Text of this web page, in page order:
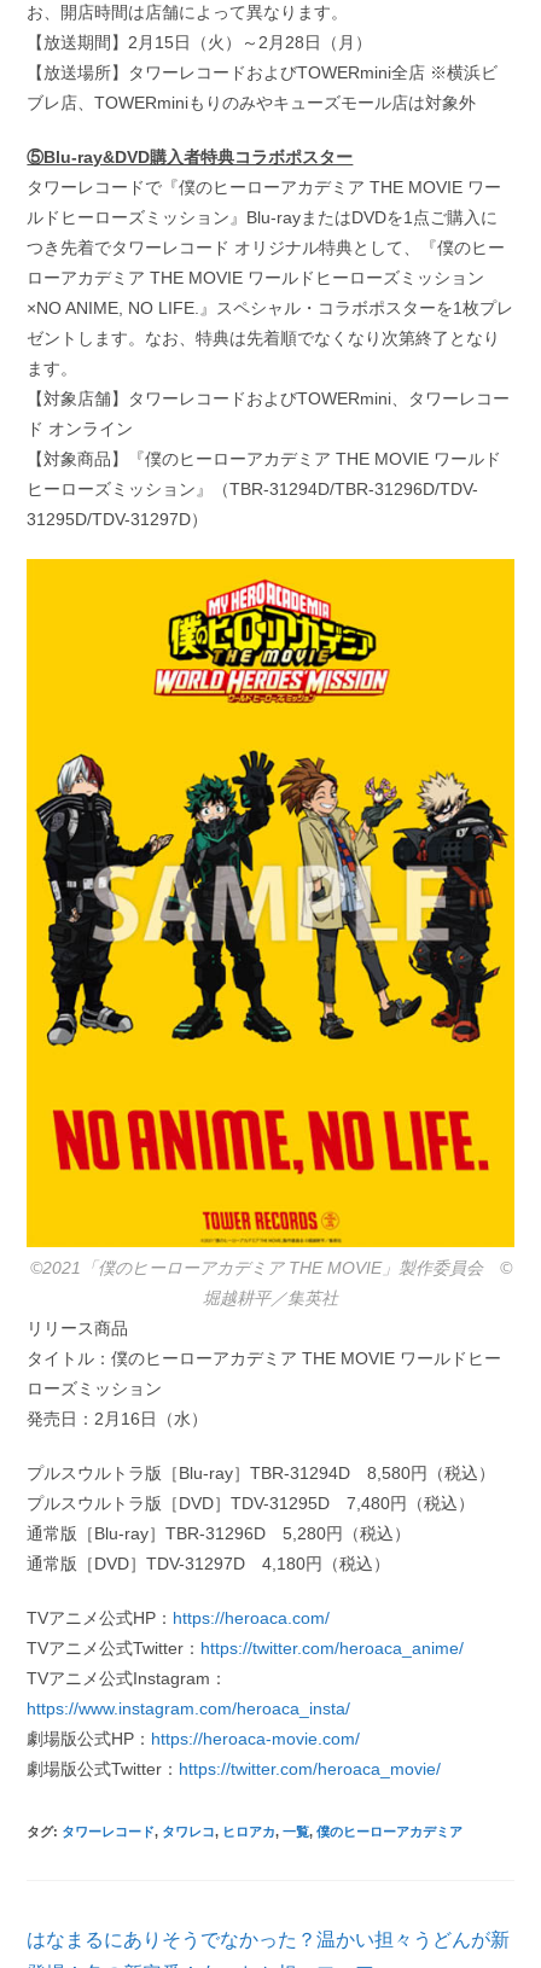
お、開店時間は店舗によって異なります。
【放送期間】2月15日（火）～2月28日（月）
【放送場所】タワーレコードおよびTOWERmini全店 ※横浜ビ
ブレ店、TOWERminiもりのみやキューズモール店は対象外
⑤Blu-ray&DVD購入者特典コラボポスター
タワーレコードで『僕のヒーローアカデミア THE MOVIE ワー
ルドヒーローズミッション』Blu-rayまたはDVDを1点ご購入に
つき先着でタワーレコード オリジナル特典として、『僕のヒー
ローアカデミア THE MOVIE ワールドヒーローズミッション
×NO ANIME, NO LIFE.』スペシャル・コラボポスターを1枚プレ
ゼントします。なお、特典は先着順でなくなり次第終了となり
ます。
【対象店舗】タワーレコードおよびTOWERmini、タワーレコー
ド オンライン
【対象商品】『僕のヒーローアカデミア THE MOVIE ワールド
ヒーローズミッション』（TBR-31294D/TBR-31296D/TDV-
31295D/TDV-31297D）
©2021「僕のヒーローアカデミア THE MOVIE」製作委員会 ©️
堀越耕平／集英社
リリース商品
タイトル：僕のヒーローアカデミア THE MOVIE ワールドヒー
ローズミッション
発売日：2月16日（水）
プルスウルトラ版［Blu-ray］TBR-31294D 8,580円（税込）
プルスウルトラ版［DVD］TDV-31295D 7,480円（税込）
通常版［Blu-ray］TBR-31296D 5,280円（税込）
通常版［DVD］TDV-31297D 4,180円（税込）
TVアニメ公式HP： https://heroaca.com/
TVアニメ公式Twitter： https://twitter.com/heroaca_anime/
TVアニメ公式Instagram：
https://www.instagram.com/heroaca_insta/
劇場版公式HP： https://heroaca-movie.com/
劇場版公式Twitter： https://twitter.com/heroaca_movie/
タグ: タワーレコード, タワレコ, ヒロアカ, 一覧, 僕のヒーローアカデミア
の
はなまるにありそうでなかった？温かい担々うどんが新